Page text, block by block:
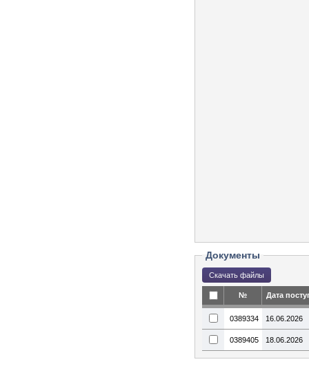
Документы
№ Дата
0389334 16.06.2026
0389405 18.06.2026